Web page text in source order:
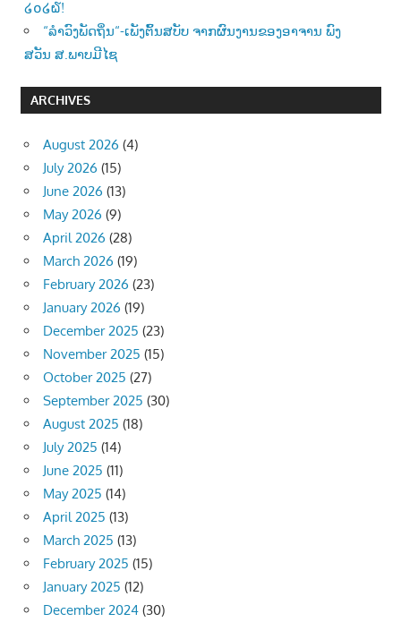
໒໐໒໖!
“ລຳວົງພັດຖິ່ນ“-ເພັງຕົ້ນສບັບ ຈາກຜົນງານຂອງອາຈານ ພົງ
ສວັນ ສ.ພາບມີໄຊ
ARCHIVES
August 2026 (4)
July 2026 (15)
June 2026 (13)
May 2026 (9)
April 2026 (28)
March 2026 (19)
February 2026 (23)
January 2026 (19)
December 2025 (23)
November 2025 (15)
October 2025 (27)
September 2025 (30)
August 2025 (18)
July 2025 (14)
June 2025 (11)
May 2025 (14)
April 2025 (13)
March 2025 (13)
February 2025 (15)
January 2025 (12)
December 2024 (30)